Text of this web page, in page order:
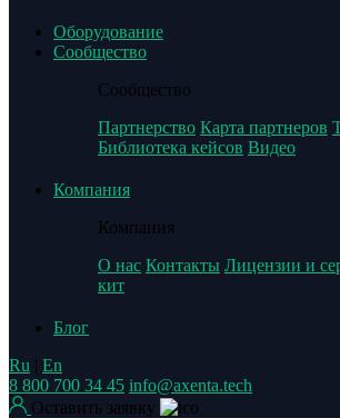
Оборудование
Сообщество
Сообщество
Партнерство Карта партнеров
Библиотека кейсов Видео
Компания
Компания
О нас Контакты Лицензии и
кит
Блог
Ru | En
8 800 700 34 45 info@axenta.tech
Оставить заявку